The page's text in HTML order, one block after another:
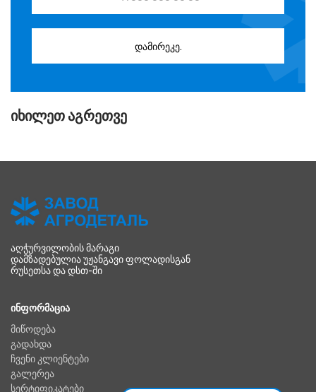
დამირეკე.
ᲘᲮᲘᲚᲔᲗ ᲐᲒᲠᲔᲗᲕᲔ
ᲐᲦᲭᲣᲠᲕᲘᲚᲝᲑᲘᲡ ᲛᲐᲠᲐᲒᲘ
ᲓᲐᲛᲖᲐᲓᲔᲑᲣᲚᲘᲐ ᲣᲟᲐᲜᲒᲐᲕᲘ ᲤᲝᲚᲐᲓᲘᲡᲒᲐᲜ
ᲠᲣᲡᲔᲗᲡᲐ ᲓᲐ ᲓᲡᲗ-ᲨᲘ
ᲘᲜᲤᲝᲠᲛᲐᲪᲘᲐ
მიწოდება
გადახდა
ჩვენი კლიენტები
გალერეა
სერტიფიკატები